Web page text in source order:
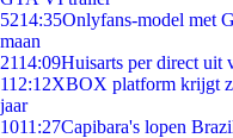
5214:35Onlyfans-model met
maan
2114:09Huisarts per direct uit
112:12XBOX platform krijgt
jaar
1011:27Capibara's lopen